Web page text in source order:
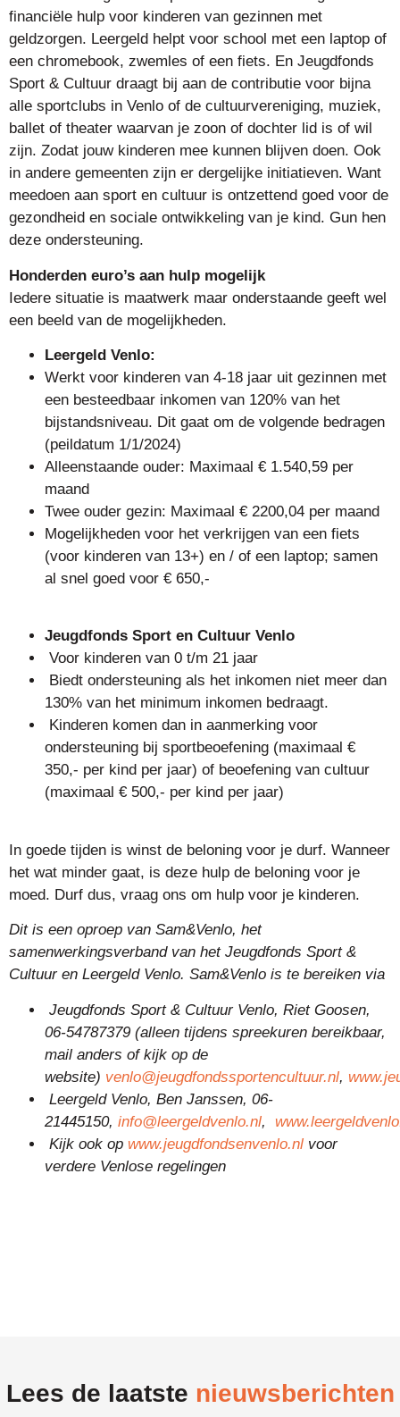
financiële hulp voor kinderen van gezinnen met
geldzorgen. Leergeld helpt voor school met een laptop of
een chromebook, zwemles of een fiets. En Jeugdfonds
Sport & Cultuur draagt bij aan de contributie voor bijna
alle sportclubs in Venlo of de cultuurvereniging, muziek,
ballet of theater waarvan je zoon of dochter lid is of wil
zijn. Zodat jouw kinderen mee kunnen blijven doen. Ook
in andere gemeenten zijn er dergelijke initiatieven. Want
meedoen aan sport en cultuur is ontzettend goed voor de
gezondheid en sociale ontwikkeling van je kind. Gun hen
deze ondersteuning.
Honderden euro’s aan hulp mogelijk
Iedere situatie is maatwerk maar onderstaande geeft wel
een beeld van de mogelijkheden.
Leergeld Venlo:
Werkt voor kinderen van 4-18 jaar uit gezinnen met
een besteedbaar inkomen van 120% van het
bijstandsniveau. Dit gaat om de volgende bedragen
(peildatum 1/1/2024)
Alleenstaande ouder: Maximaal € 1.540,59 per
maand
Twee ouder gezin: Maximaal € 2200,04 per maand
Mogelijkheden voor het verkrijgen van een fiets
(voor kinderen van 13+) en / of een laptop; samen
al snel goed voor € 650,-
Jeugdfonds Sport en Cultuur Venlo
Voor kinderen van 0 t/m 21 jaar
Biedt ondersteuning als het inkomen niet meer dan
130% van het minimum inkomen bedraagt.
Kinderen komen dan in aanmerking voor
ondersteuning bij sportbeoefening (maximaal €
350,- per kind per jaar) of beoefening van cultuur
(maximaal € 500,- per kind per jaar)
In goede tijden is winst de beloning voor je durf. Wanneer
het wat minder gaat, is deze hulp de beloning voor je
moed. Durf dus, vraag ons om hulp voor je kinderen.
Dit is een oproep van Sam&Venlo, het
samenwerkingsverband van het Jeugdfonds Sport &
Cultuur en Leergeld Venlo. Sam&Venlo is te bereiken via
Jeugdfonds Sport & Cultuur Venlo, Riet Goosen,
06-54787379 (alleen tijdens spreekuren bereikbaar,
mail anders of kijk op de
website) venlo@jeugdfondssportencultuur.nl,
Leergeld Venlo, Ben Janssen, 06-
21445150, info@leergeldvenlo.nl,
Kijk ook op www.jeugdfondsenvenlo.nl voor
verdere Venlose regelingen
Lees de laatste nieuwsberichten